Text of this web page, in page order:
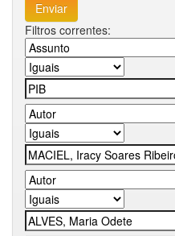
Filtros correntes: